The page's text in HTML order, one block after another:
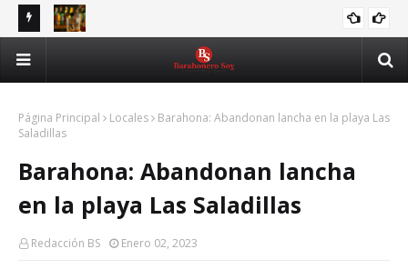
Tribunal Constitucional anula decreto que limitaba horarios
para la venta de bebidas alcohólicas
Página Principal Locales
Barahona: Abandonan lancha en la playa Las
Saladillas
Barahona: Abandonan lancha
en la playa Las Saladillas
Redacción BS Enero 02, 2023